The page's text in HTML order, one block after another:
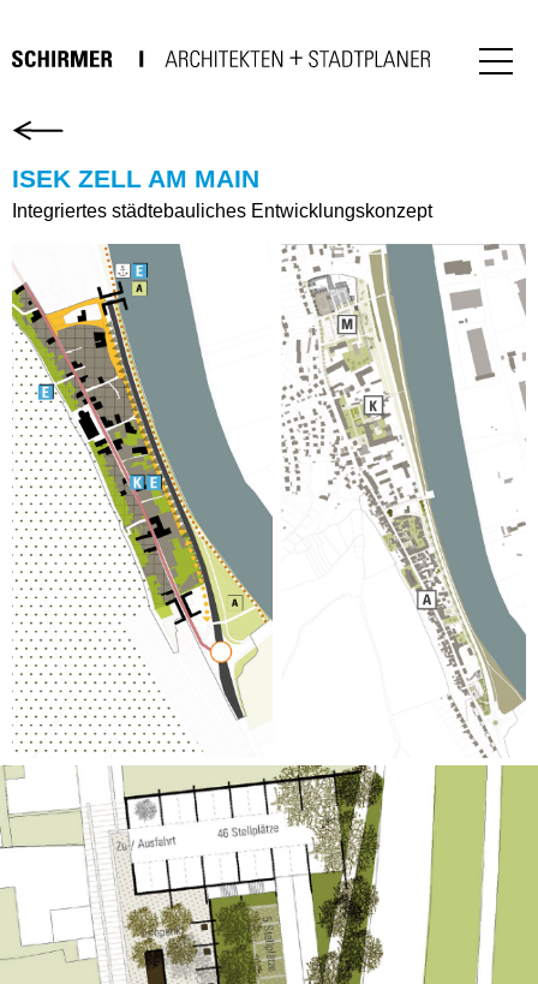
ISEK ZELL AM MAIN
Integriertes städtebauliches Entwicklungskonzept